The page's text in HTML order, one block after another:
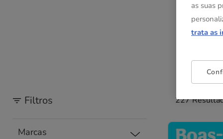
Filtros
Marcas
227
as suas
trata as